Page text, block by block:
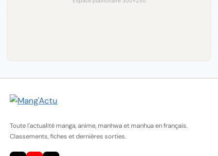
Toute l'actualité manga, anime, manhwa et manhua en français.
Classements, fiches et dernières sorties.